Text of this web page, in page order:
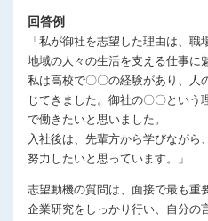
回答例
「私が御社を志望した理由は、職
地域の人々の生活を支える仕事に
私は高校で〇〇の経験があり、人
じてきました。御社の〇〇という
で働きたいと思いました。
入社後は、先輩方から学びながら
努力したいと思っています。」
志望動機の質問は、面接で最も重
企業研究をしっかり行い、自分の